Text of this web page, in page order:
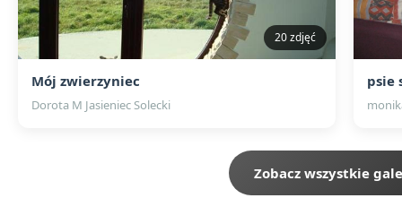
20 zdjęć
Mój zwierzyniec
Dorota M Jasieniec Solecki
psie
Zobacz wszystkie